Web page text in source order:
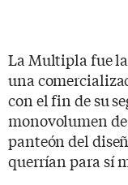
La Multipla fue
una
con el fin de su
monovolumen
panteón del
querrían para sí